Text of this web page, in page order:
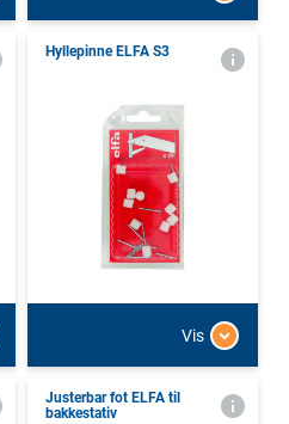
Hyllepinne ELFA S3
Vis
Justerbar fot ELFA til
bakkestativ